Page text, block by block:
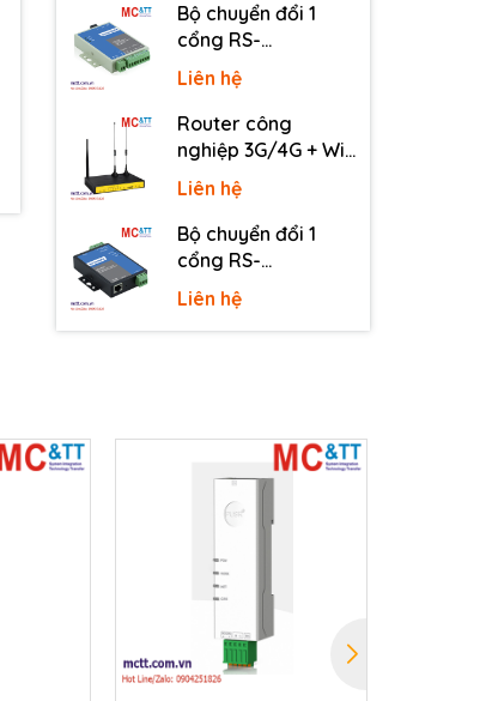
Bộ chuyển đổi 1
cổng RS-
232/485/422 sang
quang 3onedata
MODEL277-S-SC-
20KM (Dual fiber,
20KM)
Liên hệ
Router công
nghiệp 3G/4G + Wi-
Fi + APN/VPN Four-
Faith F3436
Liên hệ
Bộ chuyển đổi 1
cổng RS-
232/485/422 sang
Ethernet 3onedata
NP301
Liên hệ